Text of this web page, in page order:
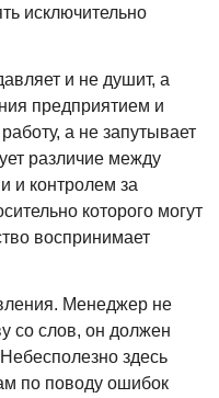
исключительно
и не душит, а
предприятием и
а не запутывает
различие между
и контролем за
которого могут
воспринимает
Менеджер не
со слов, он должен
здесь
по поводу ошибок